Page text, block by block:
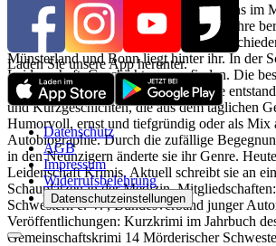
Jutta Büsscher, Jahrgang 1955. Sie wuchs im
lebt heute in Bad Neuenahr-Ahrweiler. Ihre
Assistentin Ärztlicher Direktoren in
Münsterland und Bonn liegt hinter ihr. In der
Leidenschaft, Geschichten zu erfinden. Die
der Taschenlampe unter der Bettdecke
und Kurzgeschichten, die aus dem täglichen
Humorvoll, ernst und tiefgründig oder als Mix
Autobiographie. Durch die zufällige
in den Neunzigern änderte sie ihr Genre.
Leidenschaft Krimis. Aktuell schreibt sie an
Schauplätzen in der Medizin.
Schwestern e. V. , Bundesverband junger
Veröffentlichungen: Kurzkrimi im Jahrbuch
Gemeinschaftskrimi 14 Mörderischer
Laden Sie unsere App herunter.
Datenschutz
AGB
Impressum
Widerrufsbelehrung
Datenschutzeinstellungen